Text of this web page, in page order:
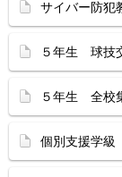
サイバー防犯
５年生 球技
５年生 全校
個別支援学